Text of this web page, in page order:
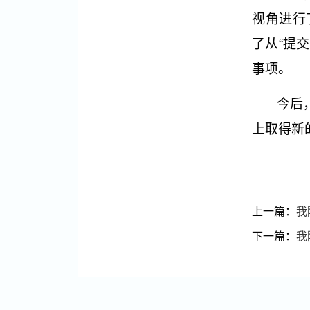
视角进行
了从“提
事项。
今后
上取得
上一篇：我
下一篇：我